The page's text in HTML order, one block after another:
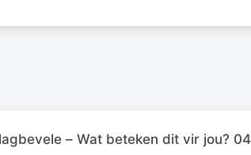
– Wat beteken dit vir jou?